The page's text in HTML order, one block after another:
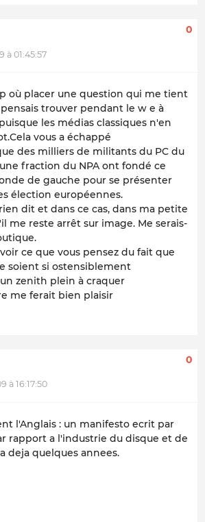
à 01:45:57
0
où placer une question qui me tient
trouver pendant le w e à
les médias classiques n'en
vous a échappé
des milliers de militants du PC du
fraction du NPA ont fondé ce
de gauche pour se présenter
élection européennes.
dit et dans ce cas, dans ma petite
me reste arrêt sur image. Me serais-
ce que vous pensez du fait que
soient si ostensiblement
zenith plein à craquer
me ferait bien plaisir
à 16:17:50
0
l'Anglais : un manifesto ecrit par
rapport a l'industrie du disque et de
deja quelques annees.